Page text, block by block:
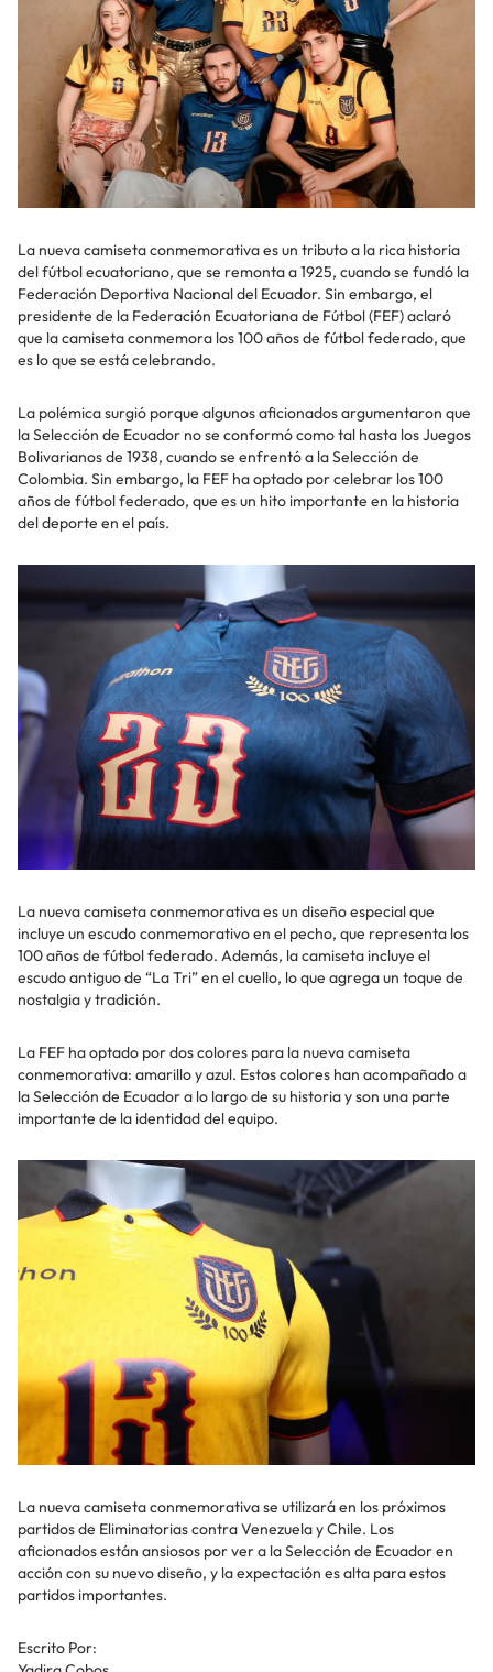
La nueva camiseta conmemorativa es un tributo a la rica historia
del fútbol ecuatoriano, que se remonta a 1925, cuando se fundó la
Federación Deportiva Nacional del Ecuador. Sin embargo, el
presidente de la Federación Ecuatoriana de Fútbol (FEF) aclaró
que la camiseta conmemora los 100 años de fútbol federado, que
es lo que se está celebrando.
La polémica surgió porque algunos aficionados argumentaron que
la Selección de Ecuador no se conformó como tal hasta los Juegos
Bolivarianos de 1938, cuando se enfrentó a la Selección de
Colombia. Sin embargo, la FEF ha optado por celebrar los 100
años de fútbol federado, que es un hito importante en la historia
del deporte en el país.
La nueva camiseta conmemorativa es un diseño especial que
incluye un escudo conmemorativo en el pecho, que representa los
100 años de fútbol federado. Además, la camiseta incluye el
escudo antiguo de “La Tri” en el cuello, lo que agrega un toque de
nostalgia y tradición.
La FEF ha optado por dos colores para la nueva camiseta
conmemorativa: amarillo y azul. Estos colores han acompañado a
la Selección de Ecuador a lo largo de su historia y son una parte
importante de la identidad del equipo.
La nueva camiseta conmemorativa se utilizará en los próximos
partidos de Eliminatorias contra Venezuela y Chile. Los
aficionados están ansiosos por ver a la Selección de Ecuador en
acción con su nuevo diseño, y la expectación es alta para estos
partidos importantes.
Escrito Por: